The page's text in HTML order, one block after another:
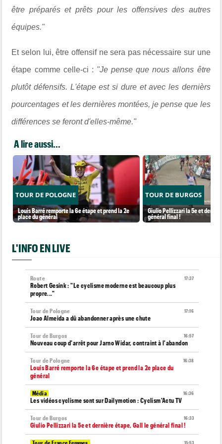
être préparés et prêts pour les offensives des autres
équipes."
Et selon lui, être offensif ne sera pas nécessaire sur une
étape comme celle-ci : "Je pense que nous allons être
plutôt défensifs. L'étape est si dure et avec les dernièrs
pourcentages et les dernières montées, je pense que les
différences se feront d'elles-même."
A lire aussi...
TOUR DE POLOGNE
Louis Barré remporte la 6e étape et prend la 2e
place du général
TOUR DE BURGOS
Giulio Pellizzari la 5e et
général final !
L'INFO EN LIVE
17:37
Route
Robert Gesink : "Le cyclisme moderne est beaucoup plus
propre..."
17:16
Tour de Pologne
Joao Almeida a dû abandonner après une chute
16:57
Tour de Burgos
Nouveau coup d'arrêt pour Jarno Widar, contraint à l'abandon
16:38
Tour de Pologne
Louis Barré remporte la 6e étape et prend la 2e place du
général
16:36
Média
Les vidéos cyclisme sont sur Dailymotion : Cyclism'Actu TV
16:33
Tour de Burgos
Giulio Pellizzari la 5e et dernière étape, Gall le général final !
15:53
Tour de France Femmes